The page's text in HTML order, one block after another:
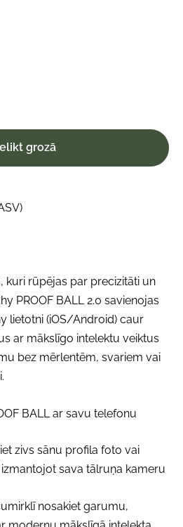
Ielikt grozā
kuri rūpējas par precizitāti un
PROOF BALL 2.0 savienojas
lietotni (iOS/Android) caur
ar mākslīgo intelektu veiktus
bez mērlentēm, svariem vai
BALL ar savu telefonu
zivs sānu profila foto vai
izmantojot sava tālruņa kameru
nosakiet garumu,